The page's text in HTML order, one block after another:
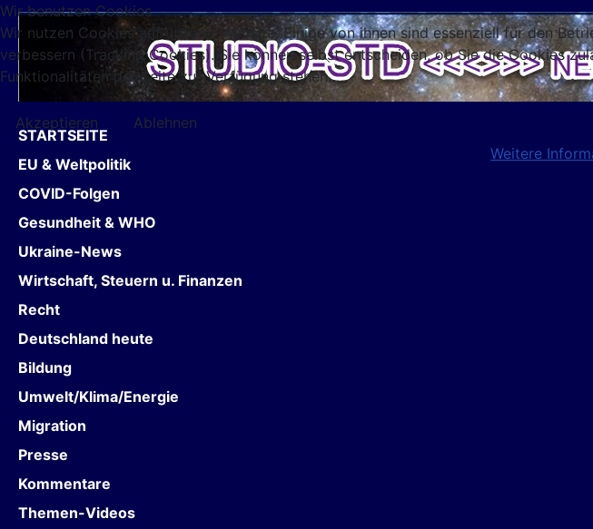
STARTSEITE
EU & Weltpolitik
COVID-Folgen
Gesundheit & WHO
Ukraine-News
Wirtschaft, Steuern u. Finanzen
Recht
Deutschland heute
Bildung
Umwelt/Klima/Energie
Migration
Presse
Kommentare
Themen-Videos
Wir benutzen Cookies
Wir nutzen Cookies auf unserer Website. Einige von ihnen sind essenziell für den
verbessern (Tracking Cookies). Sie können selbst entscheiden, ob Sie die Cookies
Funktionalitäten der Seite zur Verfügung stehen.
Akzeptieren
Ablehnen
Weitere